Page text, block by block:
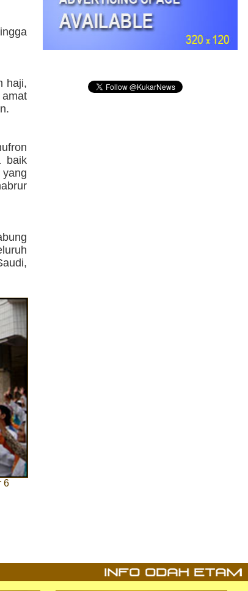
haji,
amat
baik
6